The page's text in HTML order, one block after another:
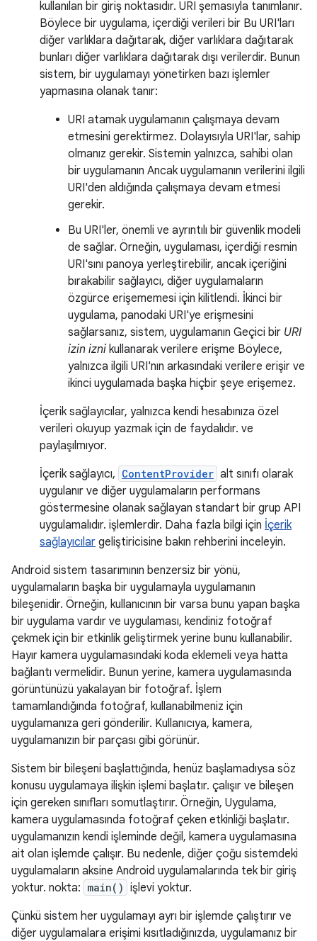
kullanılan bir giriş noktasıdır. URI şemasıyla tanımlanır.
Böylece bir uygulama, içerdiği verileri bir Bu URI'ları
diğer varlıklara dağıtarak, diğer varlıklara dağıtarak
bunları diğer varlıklara dağıtarak dışı verilerdir. Bunun
sistem, bir uygulamayı yönetirken bazı işlemler
yapmasına olanak tanır:
URI atamak uygulamanın çalışmaya devam
etmesini gerektirmez. Dolayısıyla URI'lar, sahip
olmanız gerekir. Sistemin yalnızca, sahibi olan
bir uygulamanın Ancak uygulamanın verilerini ilgili
URI'den aldığında çalışmaya devam etmesi
gerekir.
Bu URI'ler, önemli ve ayrıntılı bir güvenlik modeli
de sağlar. Örneğin, uygulaması, içerdiği resmin
URI'sını panoya yerleştirebilir, ancak içeriğini
bırakabilir sağlayıcı, diğer uygulamaların
özgürce erişememesi için kilitlendi. İkinci bir
uygulama, panodaki URI'ye erişmesini
sağlarsanız, sistem, uygulamanın Geçici bir URI
izin izni kullanarak verilere erişme Böylece,
yalnızca ilgili URI'nın arkasındaki verilere erişir ve
ikinci uygulamada başka hiçbir şeye erişemez.
İçerik sağlayıcılar, yalnızca kendi hesabınıza özel
verileri okuyup yazmak için de faydalıdır. ve
paylaşılmıyor.
İçerik sağlayıcı, ContentProvider alt sınıfı olarak
uygulanır ve diğer uygulamaların performans
göstermesine olanak sağlayan standart bir grup API
uygulamalıdır. işlemlerdir. Daha fazla bilgi için İçerik
sağlayıcılar geliştiricisine bakın rehberini inceleyin.
Android sistem tasarımının benzersiz bir yönü,
uygulamaların başka bir uygulamayla uygulamanın
bileşenidir. Örneğin, kullanıcının bir varsa bunu yapan başka
bir uygulama vardır ve uygulaması, kendiniz fotoğraf
çekmek için bir etkinlik geliştirmek yerine bunu kullanabilir.
Hayır kamera uygulamasındaki koda eklemeli veya hatta
bağlantı vermelidir. Bunun yerine, kamera uygulamasında
görüntünüzü yakalayan bir fotoğraf. İşlem
tamamlandığında fotoğraf, kullanabilmeniz için
uygulamanıza geri gönderilir. Kullanıcıya, kamera,
uygulamanızın bir parçası gibi görünür.
Sistem bir bileşeni başlattığında, henüz başlamadıysa söz
konusu uygulamaya ilişkin işlemi başlatır. çalışır ve bileşen
için gereken sınıfları somutlaştırır. Örneğin, Uygulama,
kamera uygulamasında fotoğraf çeken etkinliği başlatır.
uygulamanızın kendi işleminde değil, kamera uygulamasına
ait olan işlemde çalışır. Bu nedenle, diğer çoğu sistemdeki
uygulamaların aksine Android uygulamalarında tek bir giriş
yoktur. nokta: main() işlevi yoktur.
Çünkü sistem her uygulamayı ayrı bir işlemde çalıştırır ve
diğer uygulamalara erişimi kısıtladığınızda, uygulamanız bir